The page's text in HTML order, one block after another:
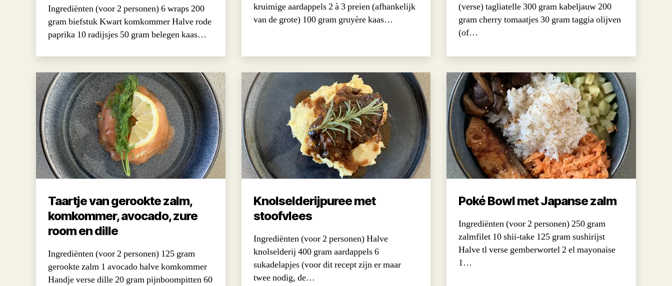
Ingrediënten (voor 2 personen) 6 wraps 200
gram biefstuk Kwart komkommer Halve rode
paprika 10 radijsjes 50 gram belegen kaas…
kruimige aardappels 2 à 3 preien (afhankelijk
van de grote) 100 gram gruyère kaas…
(verse) tagliatelle 300 gram kabeljauw 200
gram cherry tomaatjes 30 gram taggia olijven
(of…
Taartje van gerookte zalm,
komkommer, avocado, zure
room en dille
Ingrediënten (voor 2 personen) 125 gram
gerookte zalm 1 avocado halve komkommer
Handje verse dille 20 gram pijnboompitten 60
Knolselderijpuree met
stoofvlees
Ingrediënten (voor 2 personen) Halve
knolselderij 400 gram aardappels 6
sukadelapjes (voor dit recept zijn er maar
twee nodig, de…
Poké Bowl met Japanse zalm
Ingrediënten (voor 2 personen) 250 gram
zalmfilet 10 shii-take 125 gram sushirijst
Halve tl verse gemberwortel 2 el mayonaise
1…